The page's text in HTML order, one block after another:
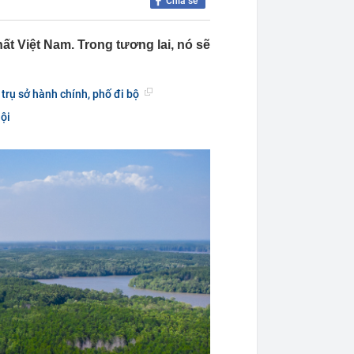
Việt Nam. Trong tương lai, nó sẽ
sở hành chính, phố đi bộ